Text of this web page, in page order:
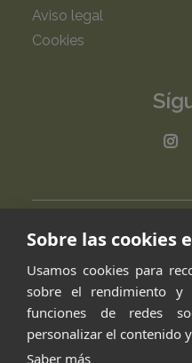
Aviso legal
Cookies
Sobre las cookies
Usamos cookies para
sobre el rendimiento
funciones de redes
personalizar el contenido
Saber más